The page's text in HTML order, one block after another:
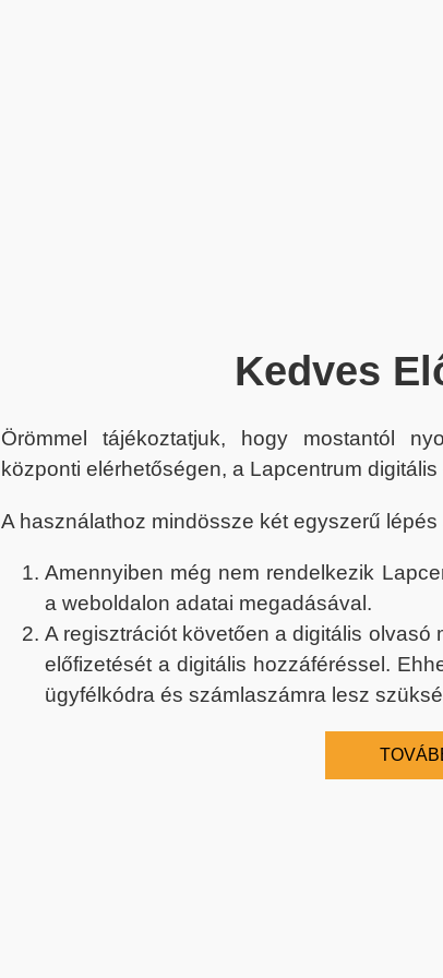
Kedves
Örömmel tájékoztatjuk, hogy mostantól
központi elérhetőségen, a Lapcentrum
A használathoz mindössze két egyszerű
Amennyiben még nem rendelkezik
a weboldalon adatai megadásával.
A regisztrációt követően a digitális
előfizetését a digitális hozzáféréssel.
ügyfélkódra és számlaszámra lesz